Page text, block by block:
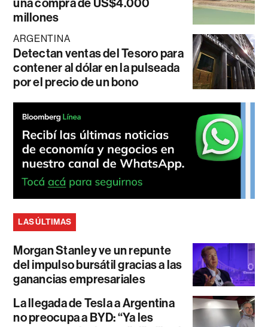
una compra de US$4.000
millones
ARGENTINA
Detectan ventas del Tesoro para
contener al dólar en la pulseada
por el precio de un bono
LAS ÚLTIMAS
Morgan Stanley ve un repunte
del impulso bursátil gracias a las
ganancias empresariales
La llegada de Tesla a Argentina
no preocupa a BYD: “Ya les